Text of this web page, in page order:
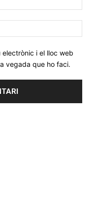
web:
electrònic i el lloc web
vegada que ho faci.